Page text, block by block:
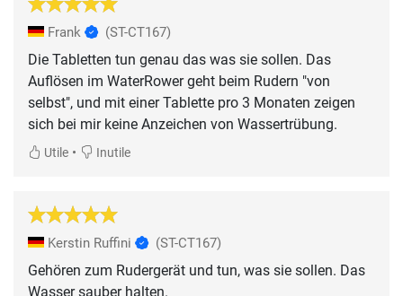
Frank (ST-CT167)
Die Tabletten tun genau das was sie sollen. Das
Auflösen im WaterRower geht beim Rudern "von
selbst", und mit einer Tablette pro 3 Monaten zeigen
sich bei mir keine Anzeichen von Wassertrübung.
Utile • Inutile
Kerstin Ruffini (ST-CT167)
Gehören zum Rudergerät und tun, was sie sollen. Das
Wasser sauber halten.